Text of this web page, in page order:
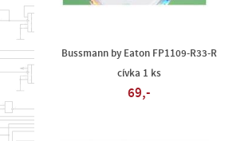
Bussmann by Eaton FP1109-R33-R
cívka 1 ks
69,-